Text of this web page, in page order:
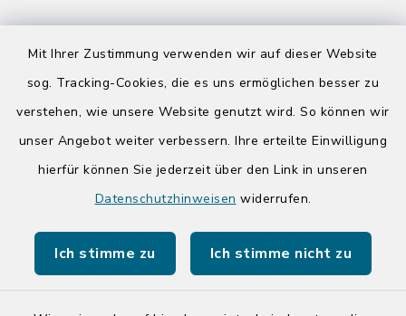
Mit Ihrer Zustimmung verwenden wir auf dieser Website
sog. Tracking-Cookies, die es uns ermöglichen besser zu
verstehen, wie unsere Website genutzt wird. So können wir
unser Angebot weiter verbessern. Ihre erteilte Einwilligung
hierfür können Sie jederzeit über den Link in unseren
Datenschutzhinweisen widerrufen.
Ich stimme zu Ich stimme nicht zu
Kreis Segeberg
Tourist-Info der Stadt Bad Segeberg
Kontakt